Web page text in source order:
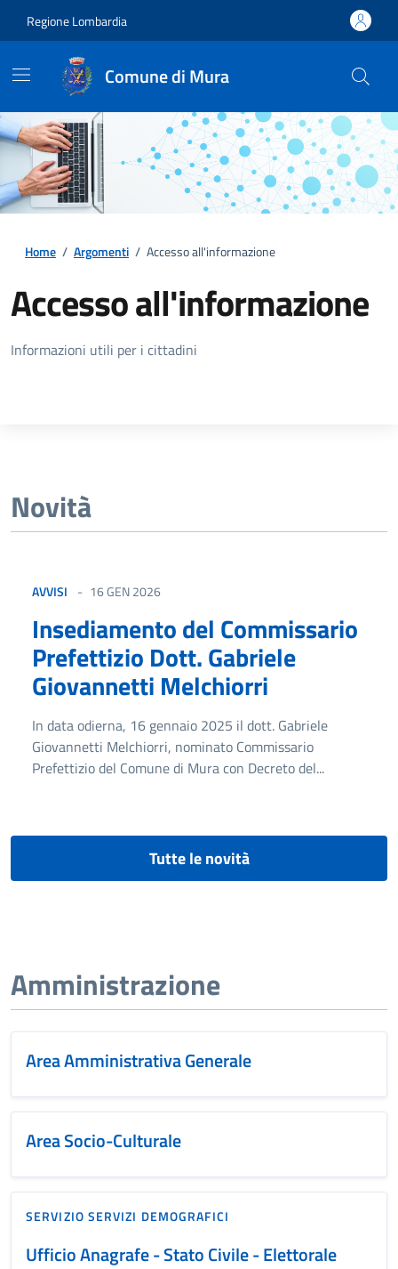
Regione Lombardia
Comune di Mura
Home / Argomenti / Accesso all'informazione
Accesso all'informazione
Dettagli della notizia
Informazioni utili per i cittadini
Novità
AVVISI 16 GEN 2026
Insediamento del Commissario
Prefettizio Dott. Gabriele
Giovannetti Melchiorri
In data odierna, 16 gennaio 2025 il dott. Gabriele
Giovannetti Melchiorri, nominato Commissario
Prefettizio del Comune di Mura con Decreto del...
Tutte le novità
Amministrazione
Area Amministrativa Generale
Area Socio-Culturale
SERVIZIO SERVIZI DEMOGRAFICI
Ufficio Anagrafe - Stato Civile - Elettorale